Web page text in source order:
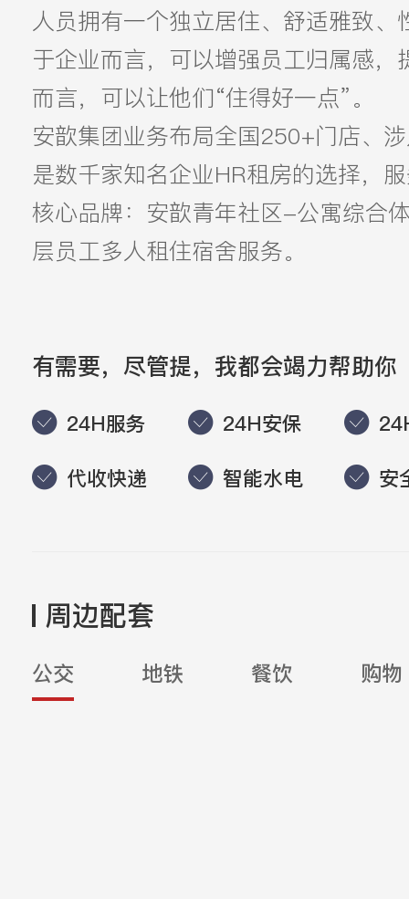
人员拥有一个独立居住、舒适雅致
于企业而言，可以增强员工归属感
而言，可以让他们“住得好一点”。
安歆集团业务布局全国250+门店、
是数千家知名企业HR租房的选择，
核心品牌：安歆青年社区-公寓综合
层员工多人租住宿舍服务。
有需要，尽管提，我都会竭力帮助你
24H服务 24H安保
代收快递
智能水电 安
周边配套
公交 地铁 餐饮 购物